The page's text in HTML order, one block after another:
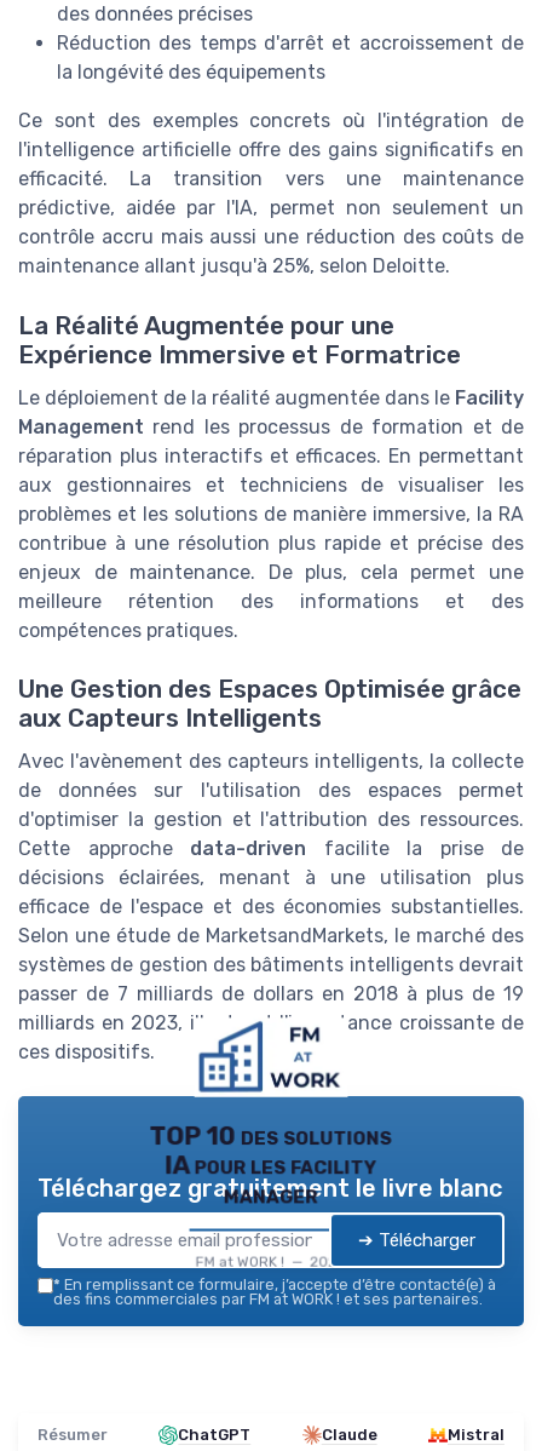
des données précises
Réduction des temps d'arrêt et accroissement de
la longévité des équipements
Ce sont des exemples concrets où l'intégration de
l'intelligence artificielle offre des gains significatifs en
efficacité. La transition vers une maintenance
prédictive, aidée par l'IA, permet non seulement un
contrôle accru mais aussi une réduction des coûts de
maintenance allant jusqu'à 25%, selon Deloitte.
La Réalité Augmentée pour une
Expérience Immersive et Formatrice
Le déploiement de la réalité augmentée dans le Facility
Management rend les processus de formation et de
réparation plus interactifs et efficaces. En permettant
aux gestionnaires et techniciens de visualiser les
problèmes et les solutions de manière immersive, la RA
contribue à une résolution plus rapide et précise des
enjeux de maintenance. De plus, cela permet une
meilleure rétention des informations et des
compétences pratiques.
Une Gestion des Espaces Optimisée grâce
aux Capteurs Intelligents
Avec l'avènement des capteurs intelligents, la collecte
de données sur l'utilisation des espaces permet
d'optimiser la gestion et l'attribution des ressources.
Cette approche data-driven facilite la prise de
décisions éclairées, menant à une utilisation plus
efficace de l'espace et des économies substantielles.
Selon une étude de MarketsandMarkets, le marché des
systèmes de gestion des bâtiments intelligents devrait
passer de 7 milliards de dollars en 2018 à plus de 19
milliards en 2023, illustrant l'importance croissante de
ces dispositifs.
TOP 10 des solutions
IA pour les facility
manager
FM at WORK ! — 2026
Téléchargez gratuitement le livre blanc
➔ Télécharger
* En remplissant ce formulaire, j’accepte d’être contacté(e) à
des fins commerciales par FM at WORK ! et ses partenaires.
Résumer ChatGPT Claude Mistral